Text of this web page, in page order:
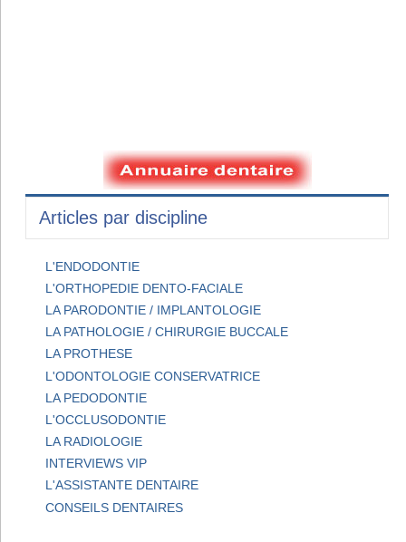
Articles par discipline
L'ENDODONTIE
L'ORTHOPEDIE DENTO-FACIALE
LA PARODONTIE / IMPLANTOLOGIE
LA PATHOLOGIE / CHIRURGIE BUCCALE
LA PROTHESE
L'ODONTOLOGIE CONSERVATRICE
LA PEDODONTIE
L'OCCLUSODONTIE
LA RADIOLOGIE
INTERVIEWS VIP
L'ASSISTANTE DENTAIRE
CONSEILS DENTAIRES